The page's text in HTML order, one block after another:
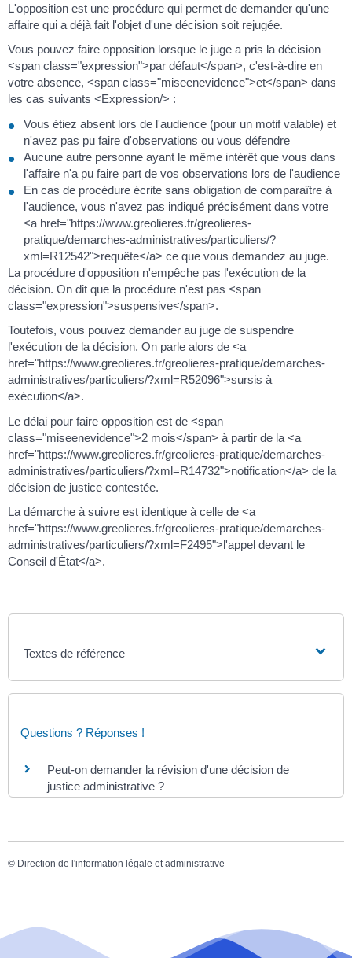
L'opposition est une procédure qui permet de demander qu'une
affaire qui a déjà fait l'objet d'une décision soit rejugée.
Vous pouvez faire opposition lorsque le juge a pris la décision
<span class="expression">par défaut</span>, c'est-à-dire en
votre absence, <span class="miseenevidence">et</span> dans
les cas suivants <Expression/> :
Vous étiez absent lors de l'audience (pour un motif valable) et
n'avez pas pu faire d'observations ou vous défendre
Aucune autre personne ayant le même intérêt que vous dans
l'affaire n'a pu faire part de vos observations lors de l'audience
En cas de procédure écrite sans obligation de comparaître à
l'audience, vous n'avez pas indiqué précisément dans votre
<a href="https://www.greolieres.fr/greolieres-
pratique/demarches-administratives/particuliers/?
xml=R12542">requête</a> ce que vous demandez au juge.
La procédure d'opposition n'empêche pas l'exécution de la
décision. On dit que la procédure n'est pas <span
class="expression">suspensive</span>.
Toutefois, vous pouvez demander au juge de suspendre
l'exécution de la décision. On parle alors de <a
href="https://www.greolieres.fr/greolieres-pratique/demarches-
administratives/particuliers/?xml=R52096">sursis à
exécution</a>.
Le délai pour faire opposition est de <span
class="miseenevidence">2 mois</span> à partir de la <a
href="https://www.greolieres.fr/greolieres-pratique/demarches-
administratives/particuliers/?xml=R14732">notification</a> de la
décision de justice contestée.
La démarche à suivre est identique à celle de <a
href="https://www.greolieres.fr/greolieres-pratique/demarches-
administratives/particuliers/?xml=F2495">l'appel devant le
Conseil d'État</a>.
Textes de référence
Questions ? Réponses !
Peut-on demander la révision d'une décision de
justice administrative ?
© Direction de l'information légale et administrative